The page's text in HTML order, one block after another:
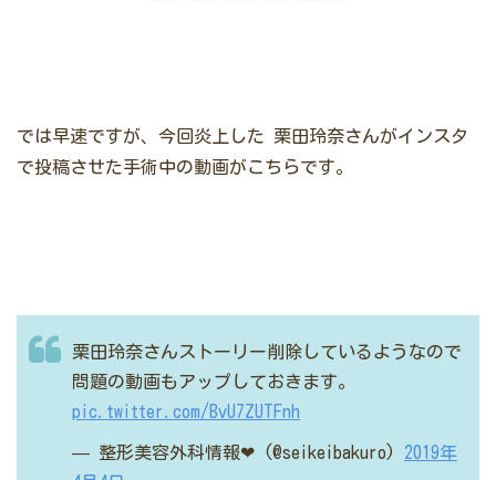
では早速ですが、今回炎上した
栗田玲奈さんがインスタ
で投稿させた手術中の動画がこちらです。
栗田玲奈さんストーリー削除しているようなので
問題の動画もアップしておきます。
pic.twitter.com/BvU7ZUTFnh
— 整形美容外科情報❤︎ (@seikeibakuro) 2019年